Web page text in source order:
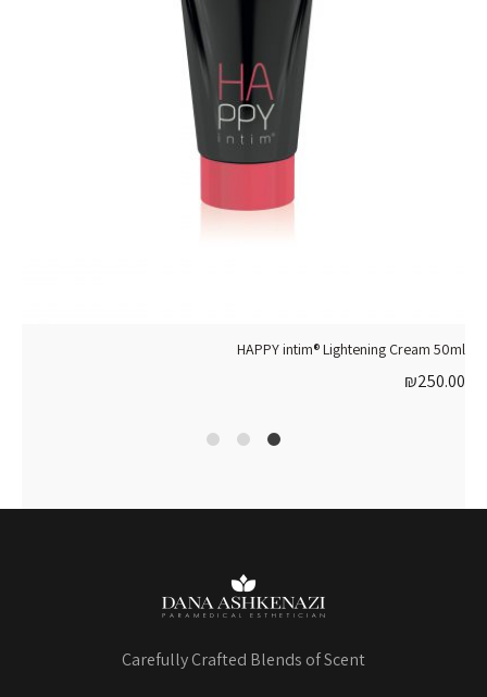
HAPPY intim® Lightening Cream 50ml
₪250.00
Carefully Crafted Blends of Scent